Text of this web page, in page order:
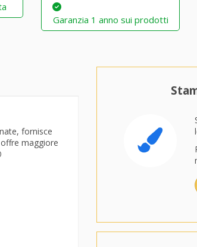
Garanzia 1 anno sui prodotti
fornisce
maggiore